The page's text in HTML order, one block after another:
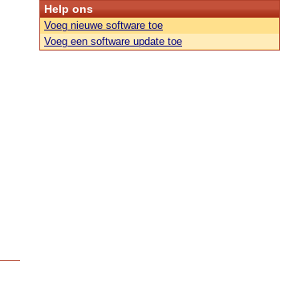
Help ons
Voeg nieuwe software toe
Voeg een software update toe